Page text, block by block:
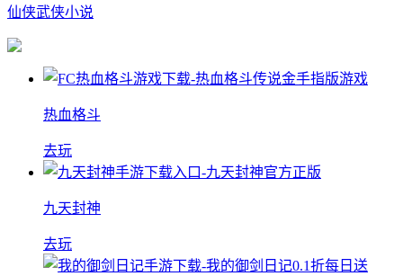
仙侠武侠小说
热血格斗
去玩
九天封神
去玩